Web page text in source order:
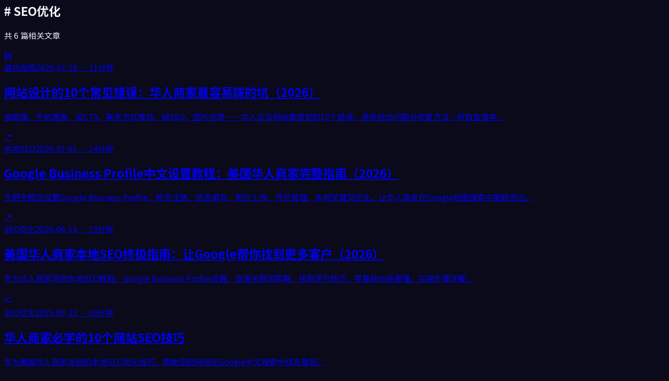
# SEO优化
共6 篇相关文章
🚧
避坑指南2026-07-16 · 11分钟
网站设计的10个常见错误：华人商家最容易踩的坑（2026）
加载慢、手机端差、没CTA、联系方式难找、缺SEO、图片劣质……华人企业网站最常犯的10个错误，逐条给出问题与修复方法，附自查清单。
📍
本地SEO2026-07-01 · 14分钟
Google Business Profile中文设置教程：美国华人商家完整指南（2026）
手把手教您设置Google Business Profile：账号注册、信息填写、照片上传、评价管理、本地关键词优化。让华人商家在Google地图搜索中脱颖而出。
📍
SEO优化2026-06-15 · 15分钟
美国华人商家本地SEO终极指南：让Google帮你找到更多客户（2026）
专为华人商家写的本地SEO教程：Google Business Profile设置、双语关键词策略、获取评价技巧，零基础也能看懂，实操步骤详解。
📈
SEO优化2025-09-22 · 10分钟
华人商家必学的10个网站SEO技巧
专为美国华人商家总结的本地SEO优化技巧，帮助您的网站在Google中文搜索中排名靠前。